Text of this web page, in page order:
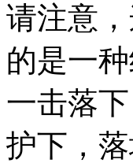
请注意
的是一
一击落
护下，